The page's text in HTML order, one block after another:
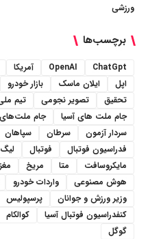
ورزشی
برچسب‌ها
ChatGpt
OpenAI آمریکا
اپل
ایلان ماسک بازار خودرو
تحقیق
تصویر نجومی تیم
جام ملت های آسیا
جام ملت‌های
سردار آزمون
سرطان سپاهان
فدراسیون فوتبال
فوتبال لیگ
مایکروسافت
متا مریخ مغز
هوش مصنوعی
واردات خودرو
وزیر ورزش و جوانان
پرسپولیس
کنفدراسیون فوتبال آسیا
کوالکام
گوگل